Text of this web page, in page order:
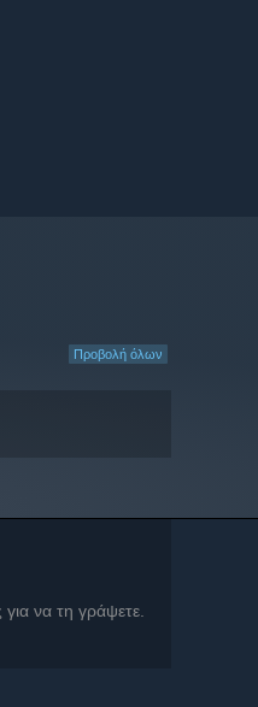
Προβολή όλων
να τη γράψετε.